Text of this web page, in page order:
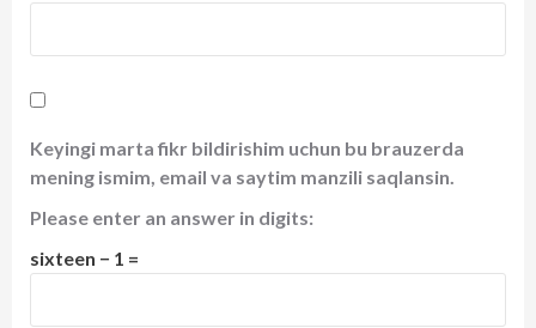
Keyingi marta fikr bildirishim uchun bu brauzerda
mening ismim, email va saytim manzili saqlansin.
Please enter an answer in digits:
sixteen − 1 =